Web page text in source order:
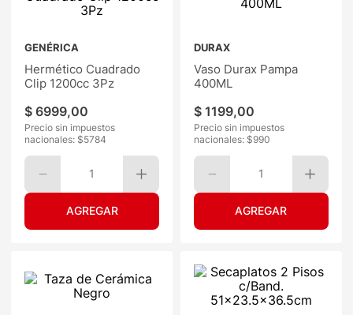
GENÉRICA
Hermético Cuadrado
Clip 1200cc 3Pz
$ 6999,00
Precio sin impuestos
nacionales: $5784
1
DURAX
Vaso Durax Pampa
400ML
$ 1199,00
Precio sin impuestos
nacionales: $990
1